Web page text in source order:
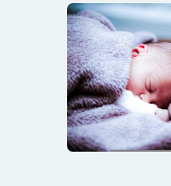
OURO
ST
HOMEST
HOME